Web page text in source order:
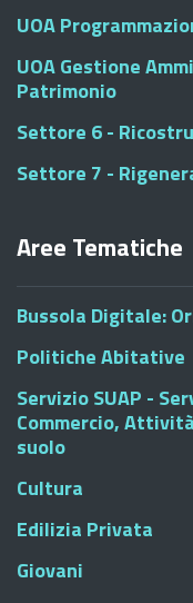
UOA
UOA Gestione
Patrimonio
Settore 6 -
Settore 7 -
Aree Tematiche
Bussola Digitale:
Politiche Abitative
Servizio SUAP -
Commercio,
suolo
Cultura
Edilizia Privata
Giovani